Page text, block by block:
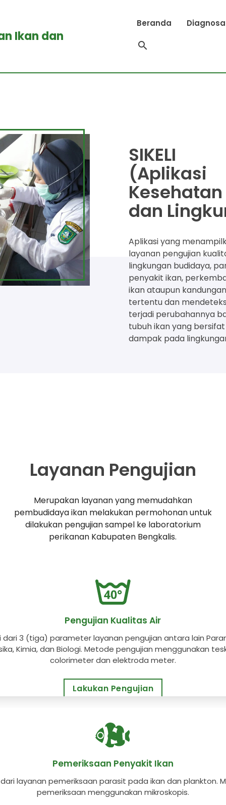
Ikan dan
Beranda Diagnosa
search
SIKELI
(Aplikasi
dan
Aplikasi yang
layanan pengujian
lingkungan budidaya,
penyakit ikan,
ikan ataupun
tertentu dan
terjadi perubahannya
tubuh ikan yang
dampak pada
Layanan Pengujian
Merupakan layanan yang memudahkan
pembudidaya ikan melakukan permohonan untuk
dilakukan pengujian sampel ke laboratorium
perikanan Kabupaten Bengkalis.
Pengujian Kualitas Air
dari 3 (tiga) parameter layanan pengujian antara lain
Kimia, dan Biologi. Metode pengujian menggunakan
colorimeter dan elektroda meter.
Lakukan Pengujian
Pemeriksaan Penyakit Ikan
dari layanan pemeriksaan parasit pada ikan dan plankton.
pemeriksaan menggunakan mikroskopis.